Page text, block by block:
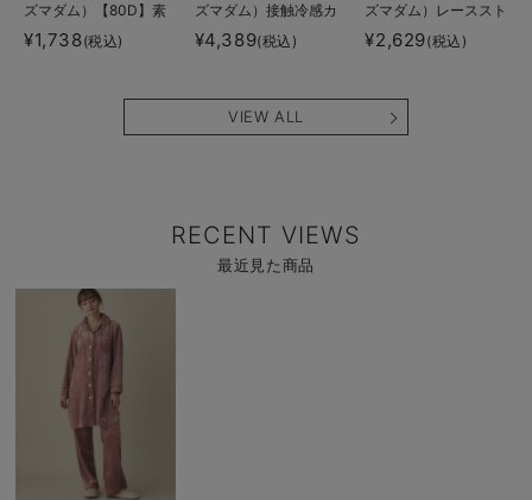
ズマダム）【80D】素
肌見えフェイクマタニ
ティタイツ【出産後も
¥1,738(税込)
ズマダム）接触冷感カ
ノコストレッチワイド
テーパードパンツ マ
後も長く使える】
¥4,389(税込)
ズマダム）レーススト
ラップオープン授乳ブ
¥2,629(税込)
VIEW ALL
RECENT VIEWS
最近見た商品
商